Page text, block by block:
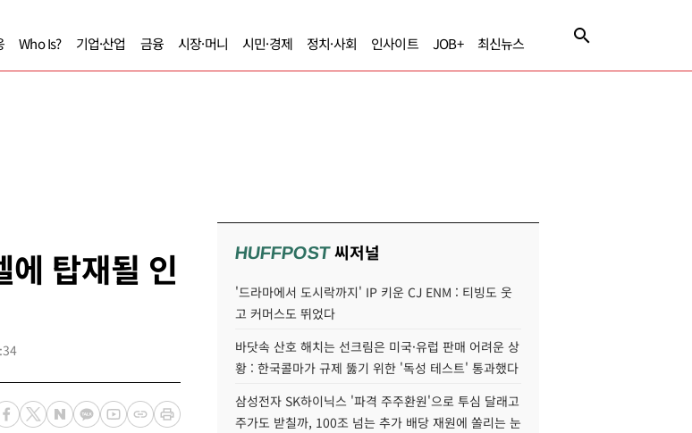
Who Is? 기업·산업 금융 시장·머니 시민·경제 정치·사회 인사이트 JOB+ 최신뉴스
탑재될 인
HUFFPOST씨저널
'드라마에서 도시락까지' IP 키운 CJ ENM : 티빙도 웃
고 커머스도 뛰었다
바닷속 산호 해치는 선크림은 미국·유럽 판매 어려운 상
황 : 한국콜마가 규제 뚫기 위한 '독성 테스트' 통과했다
삼성전자 SK하이닉스 '파격 주주환원'으로 투심 달래고
주가도 받칠까, 100조 넘는 추가 배당 재원에 쏠리는 눈